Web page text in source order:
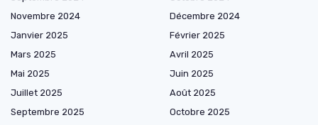
Novembre 2024
Décembre 2024
Janvier 2025
Février 2025
Mars 2025
Avril 2025
Mai 2025
Juin 2025
Juillet 2025
Août 2025
Septembre 2025
Octobre 2025